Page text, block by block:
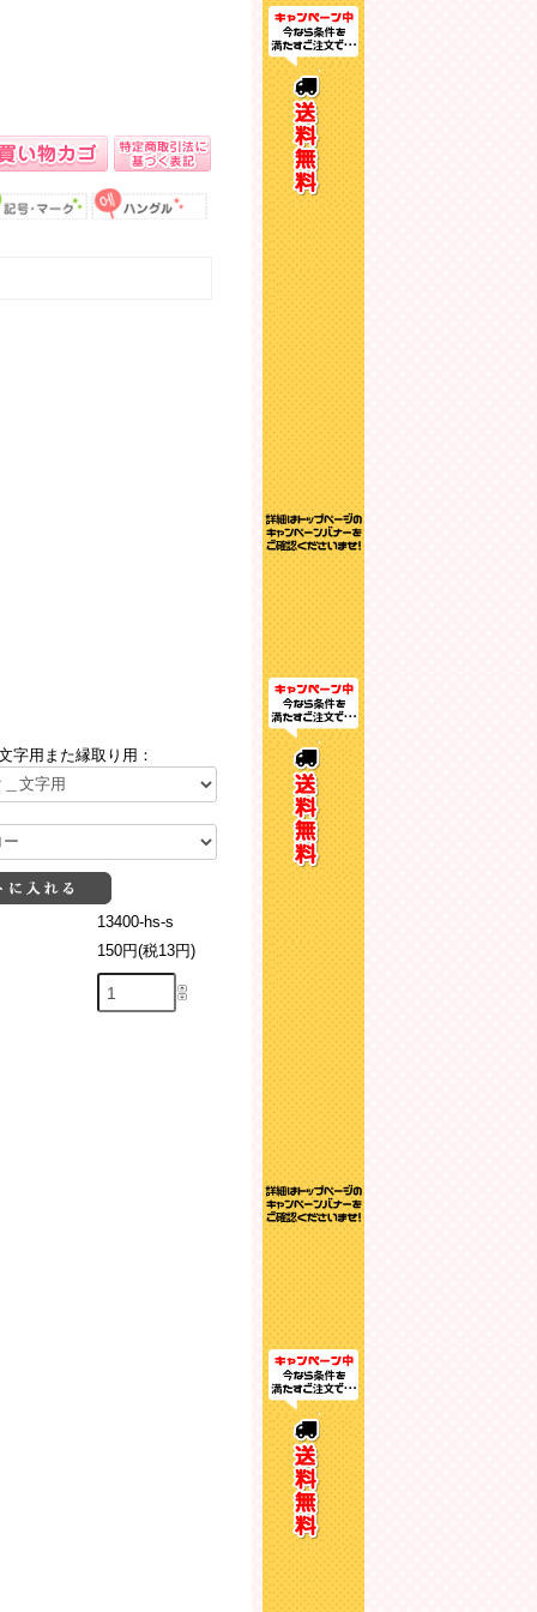
字用また縁取り用：
13400-hs-s
150円(税13円)